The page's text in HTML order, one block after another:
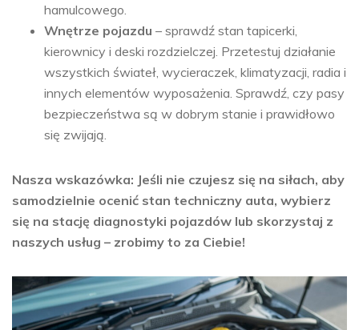
hamulcowego.
Wnętrze pojazdu – sprawdź stan tapicerki,
kierownicy i deski rozdzielczej. Przetestuj działanie
wszystkich świateł, wycieraczek, klimatyzacji, radia i
innych elementów wyposażenia. Sprawdź, czy pasy
bezpieczeństwa są w dobrym stanie i prawidłowo
się zwijają.
Nasza wskazówka: Jeśli nie czujesz się na siłach, aby
samodzielnie ocenić stan techniczny auta, wybierz
się na stację diagnostyki pojazdów lub skorzystaj z
naszych usług – zrobimy to za Ciebie!